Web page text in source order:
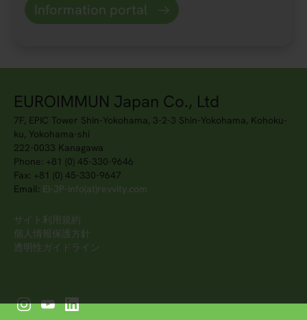
Information portal
EUROIMMUN Japan Co., Ltd
7F, EPIC Tower Shin-Yokohama, 3-2-3 Shin-Yokohama, Kohoku-
ku, Yokohama-shi
222-0033 Kanagawa
Phone: +81 (0) 45-330-9646
Fax: +81 (0) 45-330-9647
Email: EI-JP-info(at)revvity.com
サイト利用規約
個人情報保護方針
透明性ガイドライン